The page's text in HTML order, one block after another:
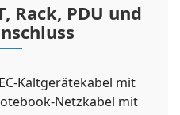
Rack, PDU und
Kaltgerätekabel mit
Netzkabel mit